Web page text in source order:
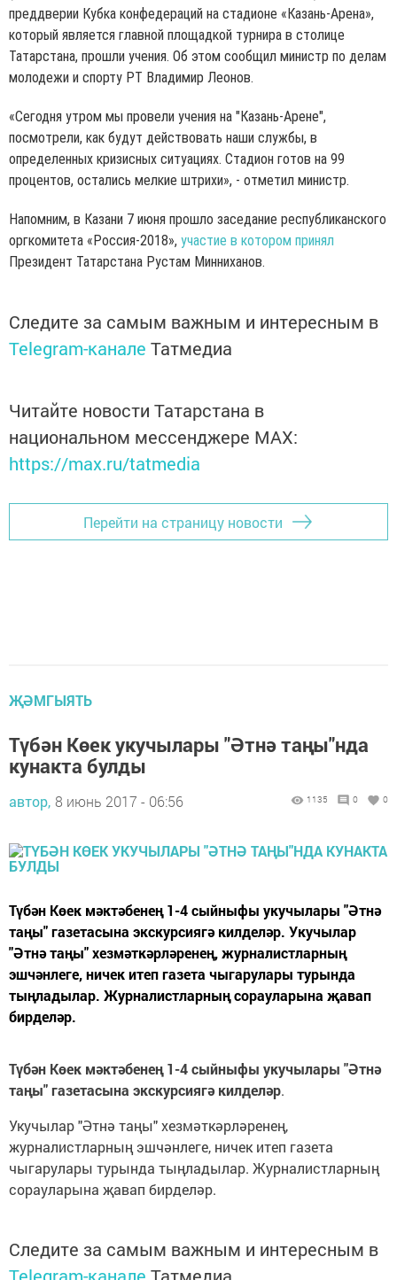
преддверии Кубка конфедераций на стадионе «Казань-Арена»,
который является главной площадкой турнира в столице
Татарстана, прошли учения. Об этом сообщил министр по делам
молодежи и спорту РТ Владимир Леонов.
«Сегодня утром мы провели учения на "Казань-Арене",
посмотрели, как будут действовать наши службы, в
определенных кризисных ситуациях. Стадион готов на 99
процентов, остались мелкие штрихи», - отметил министр.
Напомним, в Казани 7 июня прошло заседание республиканского
оргкомитета «Россия-2018», участие в котором принял
Президент Татарстана Рустам Минниханов.
Следите за самым важным и интересным в
Telegram-канале Татмедиа
Читайте новости Татарстана в
национальном мессенджере MАХ:
https://max.ru/tatmedia
Перейти на страницу новости
ҖӘМГЫЯТЬ
Түбән Көек укучылары "Әтнә таңы"нда
кунакта булды
автор, 8 июнь 2017 - 06:56 1135 0 0
Түбән Көек мәктәбенең 1-4 сыйныфы укучылары "Әтнә
таңы" газетасына экскурсиягә килделәр. Укучылар
"Әтнә таңы" хезмәткәрләренең, журналистларның
эшчәнлеге, ничек итеп газета чыгарулары турында
тыңладылар. Журналистларның сорауларына җавап
бирделәр.
Түбән Көек мәктәбенең 1-4 сыйныфы укучылары "Әтнә
таңы" газетасына экскурсиягә килделәр.
Укучылар "Әтнә таңы" хезмәткәрләренең,
журналистларның эшчәнлеге, ничек итеп газета
чыгарулары турында тыңладылар. Журналистларның
сорауларына җавап бирделәр.
Следите за самым важным и интересным в